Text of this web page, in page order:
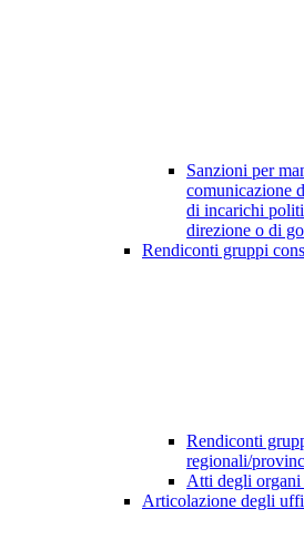
Sanzioni per
comunicazione
di incarichi
direzione o di
Rendiconti gruppi
Rendiconti
regionali/
Atti degli
Articolazione degli